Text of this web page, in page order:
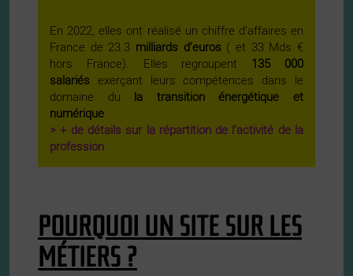
En 2022, elles ont réalisé un chiffre d’affaires en
France de 23.3 milliards d’euros ( et 33 Mds €
hors France). Elles regroupent 135 000
salariés exerçant leurs compétences dans le
domaine du la transition énergétique et
numérique.
> + de détails sur la répartition de l’activité de la
profession
POURQUOI UN SITE SUR LES
MÉTIERS ?